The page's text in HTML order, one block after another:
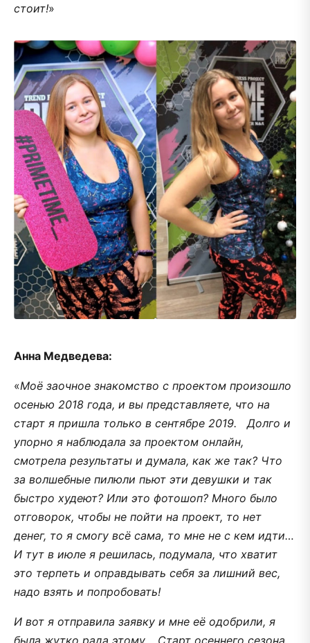
стоит!»
Анна Медведева:
«Моё заочное знакомство с проектом произошло
осенью 2018 года, и вы представляете, что на
старт я пришла только в сентябре 2019. Долго и
упорно я наблюдала за проектом онлайн,
смотрела результаты и думала, как же так? Что
за волшебные пилюли пьют эти девушки и так
быстро худеют? Или это фотошоп? Много было
отговорок, чтобы не пойти на проект, то нет
денег, то я смогу всё сама, то мне не с кем идти…
И тут в июле я решилась, подумала, что хватит
это терпеть и оправдывать себя за лишний вес,
надо взять и попробовать!
И вот я отправила заявку и мне её одобрили, я